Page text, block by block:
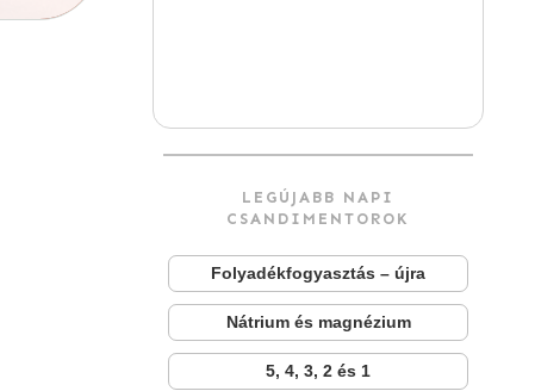
LEGÚJABB NAPI
CSANDIMENTOROK
Folyadékfogyasztás – újra
Nátrium és magnézium
5, 4, 3, 2 és 1